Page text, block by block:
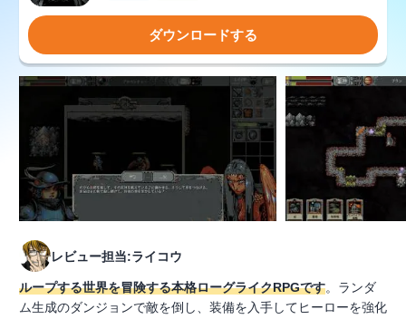
ダウンロードする
レビュー担当:ライコウ
ループする世界を冒険する本格ローグライクRPGです。ランダ
ム生成のダンジョンで敵を倒し、装備を入手してヒーローを強化